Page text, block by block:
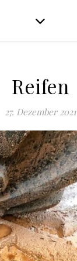
Reifen
27. Dezember 2021